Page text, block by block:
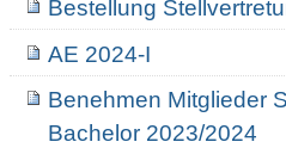
Bestellung
AE 2024-I
Benehmen Mitglieder
Bachelor 2023/2024